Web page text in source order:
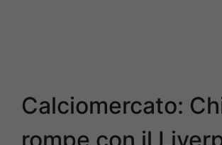
Calciomercato: